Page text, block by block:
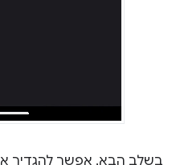
בשלב הבא, אפשר להגדיר